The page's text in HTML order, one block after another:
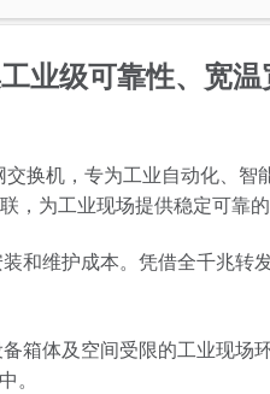
业级可靠性、宽
换机，专为工业自动化、
，为工业现场提供稳定可靠的
和维护成本。凭借全千兆
箱体及空间受限的工业现
。